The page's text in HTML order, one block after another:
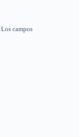
Los campos